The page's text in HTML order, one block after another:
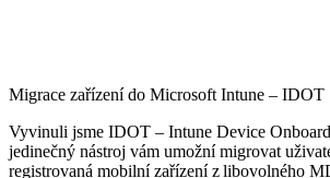
Migrace zařízení do Microsoft Intune – IDOT
Vyvinuli jsme IDOT – Intune Device
jedinečný nástroj vám umožní migrovat
registrovaná mobilní zařízení z libovolného